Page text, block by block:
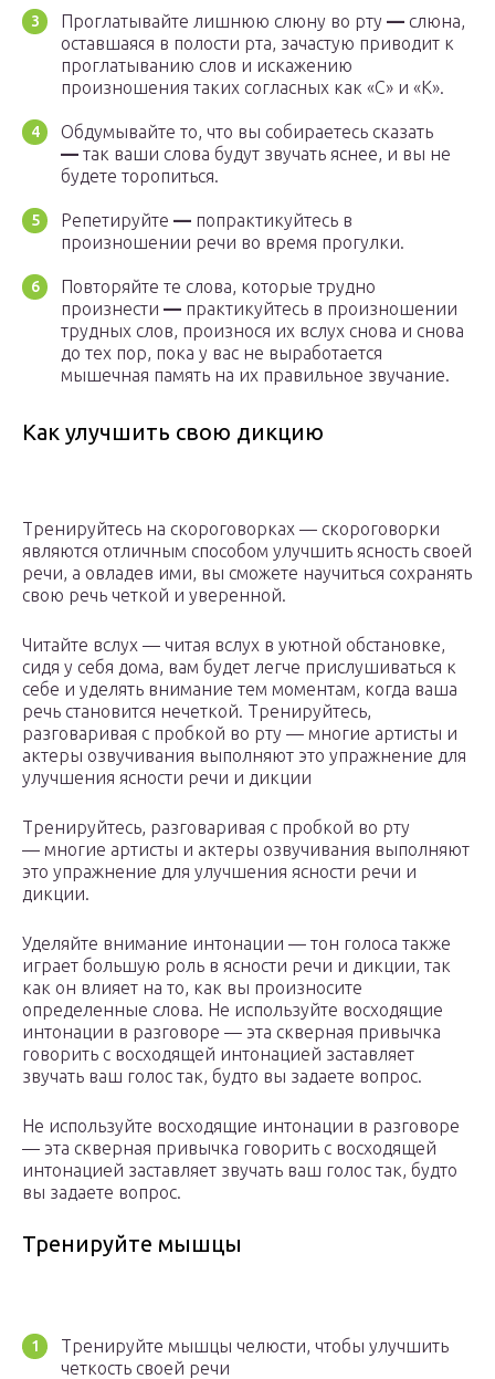
Проглатывайте лишнюю слюну во рту — слюна,
оставшаяся в полости рта, зачастую приводит к
проглатыванию слов и искажению
произношения таких согласных как «С» и «К».
Обдумывайте то, что вы собираетесь сказать
— так ваши слова будут звучать яснее, и вы не
будете торопиться.
Репетируйте — попрактикуйтесь в
произношении речи во время прогулки.
Повторяйте те слова, которые трудно
произнести — практикуйтесь в произношении
трудных слов, произнося их вслух снова и снова
до тех пор, пока у вас не выработается
мышечная память на их правильное звучание.
Как улучшить свою дикцию
Тренируйтесь на скороговорках — скороговорки
являются отличным способом улучшить ясность своей
речи, а овладев ими, вы сможете научиться сохранять
свою речь четкой и уверенной.
Читайте вслух — читая вслух в уютной обстановке,
сидя у себя дома, вам будет легче прислушиваться к
себе и уделять внимание тем моментам, когда ваша
речь становится нечеткой. Тренируйтесь,
разговаривая с пробкой во рту — многие артисты и
актеры озвучивания выполняют это упражнение для
улучшения ясности речи и дикции
Тренируйтесь, разговаривая с пробкой во рту
— многие артисты и актеры озвучивания выполняют
это упражнение для улучшения ясности речи и
дикции.
Уделяйте внимание интонации — тон голоса также
играет большую роль в ясности речи и дикции, так
как он влияет на то, как вы произносите
определенные слова. Не используйте восходящие
интонации в разговоре — эта скверная привычка
говорить с восходящей интонацией заставляет
звучать ваш голос так, будто вы задаете вопрос.
Не используйте восходящие интонации в разговоре
— эта скверная привычка говорить с восходящей
интонацией заставляет звучать ваш голос так, будто
вы задаете вопрос.
Тренируйте мышцы
Тренируйте мышцы челюсти, чтобы улучшить
четкость своей речи